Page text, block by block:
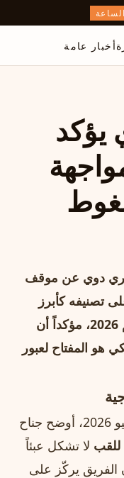
أخبار عامة
يؤكد
دوي عن موقف
تصنيفه كأبرز
المرشحين للفوز ببطولة كأس العالم 2026، مؤكداً أن
هو المفتاح لعبور
في مؤتمر صحفي عُقد السبت 4 يوليو 2026، أوضح جناح
لا تشكل عبئاً
الفريق يركّز على